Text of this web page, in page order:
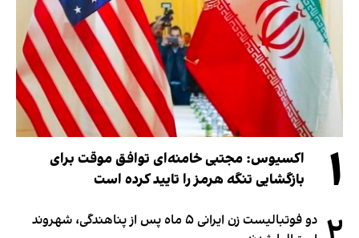
۱
اکسیوس: مجتبی خامنه‌ای توافق موقت برای
بازگشایی تنگه هرمز را تایید کرده است
دو فوتبالیست زن ایرانی ۵ ماه پس از پناهندگی، شهروند